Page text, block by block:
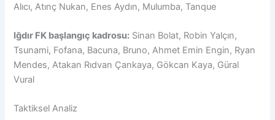
Alıcı, Atınç Nukan, Enes Aydın, Mulumba, Tanque
Iğdır FK başlangıç kadrosu: Sinan Bolat, Robin Yalçın,
Tsunami, Fofana, Bacuna, Bruno, Ahmet Emin Engin, Ryan
Mendes, Atakan Rıdvan Çankaya, Gökcan Kaya, Güral
Vural
Taktiksel Analiz